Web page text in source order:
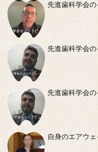
先進歯科学会
先進歯科学会
先進歯科学会
自身のエアウ